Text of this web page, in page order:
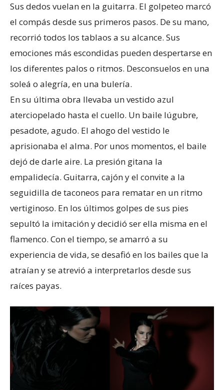
Sus dedos vuelan en la guitarra. El golpeteo marcó
el compás desde sus primeros pasos. De su mano,
recorrió todos los tablaos a su alcance. Sus
emociones más escondidas pueden despertarse en
los diferentes palos o ritmos. Desconsuelos en una
soleá o alegría, en una bulería.
En su última obra llevaba un vestido azul
aterciopelado hasta el cuello. Un baile lúgubre,
pesadote, agudo. El ahogo del vestido le
aprisionaba el alma. Por unos momentos, el baile
dejó de darle aire. La presión gitana la
empalidecía. Guitarra, cajón y el convite a la
seguidilla de taconeos para rematar en un ritmo
vertiginoso. En los últimos golpes de sus pies
sepultó la imitación y decidió ser ella misma en el
flamenco. Con el tiempo, se amarró a su
experiencia de vida, se desafió en los bailes que la
atraían y se atrevió a interpretarlos desde sus
raíces payas.